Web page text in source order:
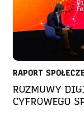
RAPORT
ROZMOWY
CYFROWEGO